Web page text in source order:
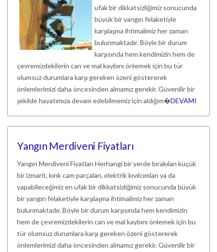
ufak bir dikkatsizliğimiz sonucunda
büyük bir yangın felaketiyle
karşılaşma ihtimalimiz her zaman
bulunmaktadır. Böyle bir durum
karşısında hem kendimizin hem de
çevremizdekilerin can ve mal kaybını önlemek için bu tür
olumsuz durumlara karşı gereken özeni göstererek
önlemlerimizi daha öncesinden almamız gerekir. Güvenilir bir
şekilde hayatımıza devam edebilmemiz için aldığım�DEVAMI
Yangın Merdiveni Fiyatları
Yangın Merdiveni Fiyatları Herhangi bir yerde bırakılan küçük
bir izmarit, kırık cam parçaları, elektrik kıvılcımları ya da
yapabileceğimiz en ufak bir dikkatsizliğimiz sonucunda büyük
bir yangın felaketiyle karşılaşma ihtimalimiz her zaman
bulunmaktadır. Böyle bir durum karşısında hem kendimizin
hem de çevremizdekilerin can ve mal kaybını önlemek için bu
tür olumsuz durumlara karşı gereken özeni göstererek
önlemlerimizi daha öncesinden almamız gerekir. Güvenilir bir